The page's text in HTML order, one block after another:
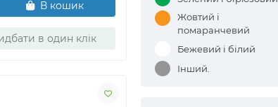
В кошик
в один клік
Жовтий і
помаранчевий
Бежевий і білий
Інший.